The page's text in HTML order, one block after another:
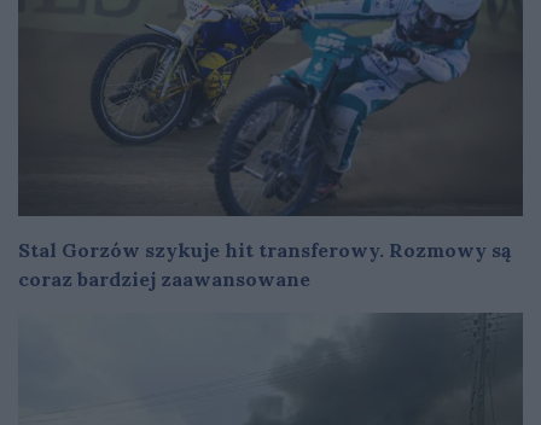
Stal Gorzów szykuje hit transferowy. Rozmowy są
coraz bardziej zaawansowane